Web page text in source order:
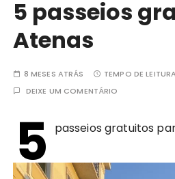
5 passeios
Atenas
8 MESES ATRÁS TEMPO DE
DEIXE UM COMENTÁRIO
5 passeios gratuitos